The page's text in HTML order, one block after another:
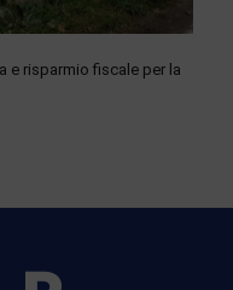
e risparmio fiscale per la